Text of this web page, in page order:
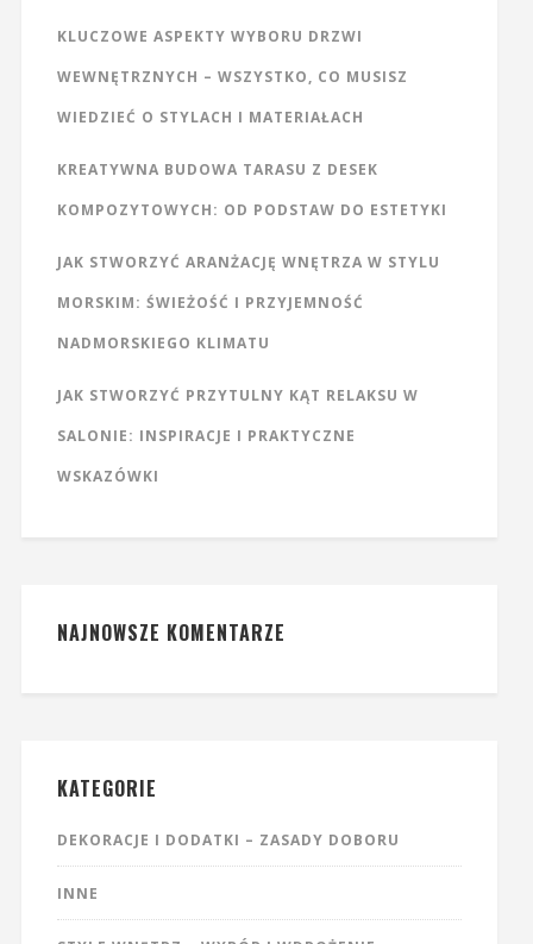
KLUCZOWE ASPEKTY WYBORU DRZWI
WEWNĘTRZNYCH – WSZYSTKO, CO MUSISZ
WIEDZIEĆ O STYLACH I MATERIAŁACH
KREATYWNA BUDOWA TARASU Z DESEK
KOMPOZYTOWYCH: OD PODSTAW DO ESTETYKI
JAK STWORZYĆ ARANŻACJĘ WNĘTRZA W STYLU
MORSKIM: ŚWIEŻOŚĆ I PRZYJEMNOŚĆ
NADMORSKIEGO KLIMATU
JAK STWORZYĆ PRZYTULNY KĄT RELAKSU W
SALONIE: INSPIRACJE I PRAKTYCZNE
WSKAZÓWKI
NAJNOWSZE KOMENTARZE
KATEGORIE
DEKORACJE I DODATKI – ZASADY DOBORU
INNE